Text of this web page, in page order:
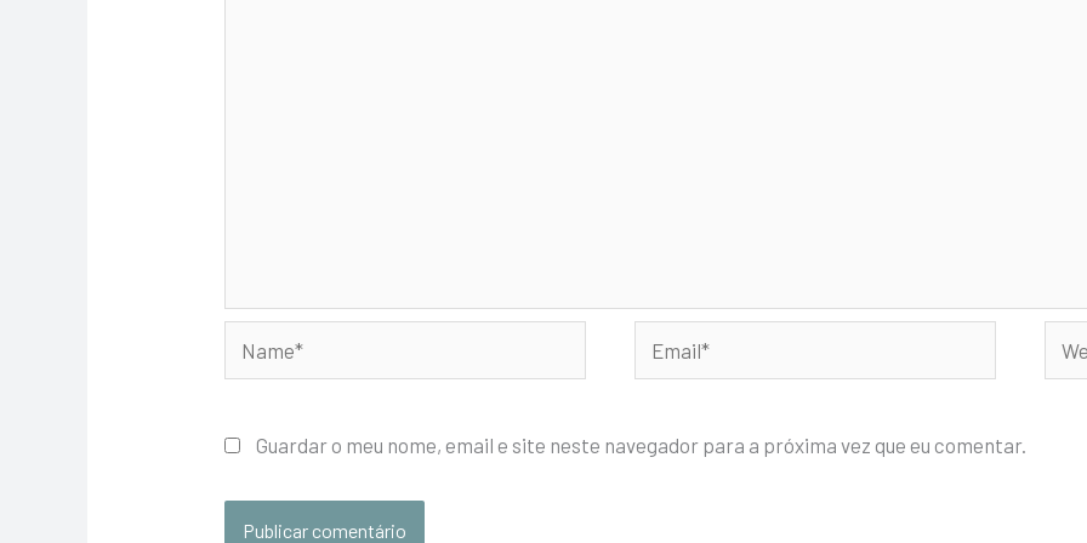
Name* Email*
Guardar o meu nome, email e site neste navegador para a próxima vez que eu comentar.